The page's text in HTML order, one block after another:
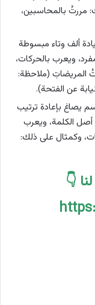
مررتُ بالمحاسبين،
ألف وتاء مبسوطة
ويعرب بالحركات،
المريضاتِ (ملاحظة:
عن الفتحة).
يصاغ بإعادة ترتيب
أصل الكلمة، ويعرب
وكمثال على ذلك:
👇